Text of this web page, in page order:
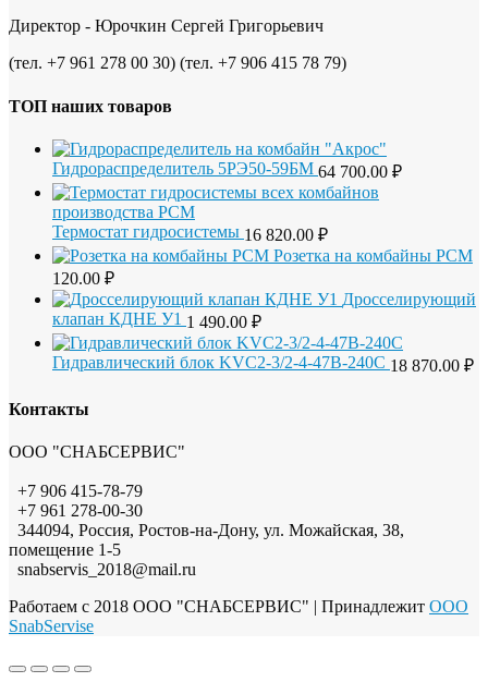
Директор - Юрочкин Сергей Григорьевич
(тел. +7 961 278 00 30) (тел. +7 906 415 78 79)
ТОП наших товаров
Гидрораспределитель 5РЭ50-59БМ 64 700.00 ₽
Термостат гидросистемы 16 820.00 ₽
Розетка на комбайны РСМ
120.00 ₽
Дросселирующий
клапан КДНЕ У1 1 490.00 ₽
Гидравлический блок KVC2-3/2-4-47B-240C 18 870.00 ₽
Контакты
ООО "СНАБСЕРВИС"
+7 906 415-78-79
+7 961 278-00-30
344094, Россия, Ростов-на-Дону, ул. Можайская, 38,
помещение 1-5
snabservis_2018@mail.ru
Работаем с 2018 ООО "СНАБСЕРВИС" | Принадлежит OOO
SnabServise